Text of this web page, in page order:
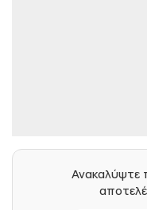
Ανακαλύψτε